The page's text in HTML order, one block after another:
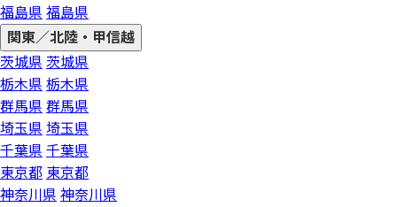
福島県 福島県
関東／北陸・甲信越
茨城県 茨城県
栃木県 栃木県
群馬県 群馬県
埼玉県 埼玉県
千葉県 千葉県
東京都 東京都
神奈川県 神奈川県